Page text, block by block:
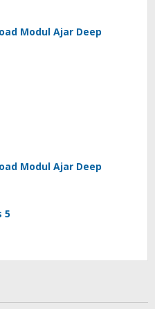
Modul Ajar Deep
Modul Ajar Deep
5